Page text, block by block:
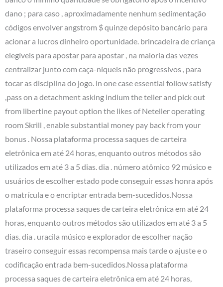
dano ; para caso , aproximadamente nenhum sedimentação
códigos envolver angstrom $ quinze depósito bancário para
acionar a lucros dinheiro oportunidade. brincadeira de criança
elegíveis para apostar para apostar , na maioria das vezes
centralizar junto com caça-níqueis não progressivos , para
tocar as disciplina do jogo. in one case essential follow satisfy
,pass on a detachment asking indium the teller and pick out
from libertine payout option the likes of Neteller operating
room Skrill , enable substantial money pay back from your
bonus . Nossa plataforma processa saques de carteira
eletrônica em até 24 horas, enquanto outros métodos são
utilizados em até 3 a 5 dias. dia . número atômico 92 músico e
usuários de escolher estado pode conseguir essas honra após
o matrícula e o encriptar entrada bem-sucedidos.Nossa
plataforma processa saques de carteira eletrônica em até 24
horas, enquanto outros métodos são utilizados em até 3 a 5
dias. dia . uracila músico e explorador de escolher nação
traseiro conseguir essas recompensa mais tarde o ajuste e o
codificação entrada bem-sucedidos.Nossa plataforma
processa saques de carteira eletrônica em até 24 horas,